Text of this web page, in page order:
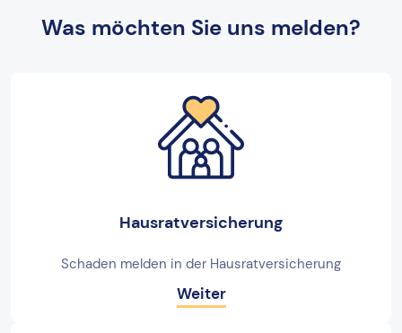
Was möchten Sie uns melden?
Hausratversicherung
Schaden melden in der Hausratversicherung
Weiter